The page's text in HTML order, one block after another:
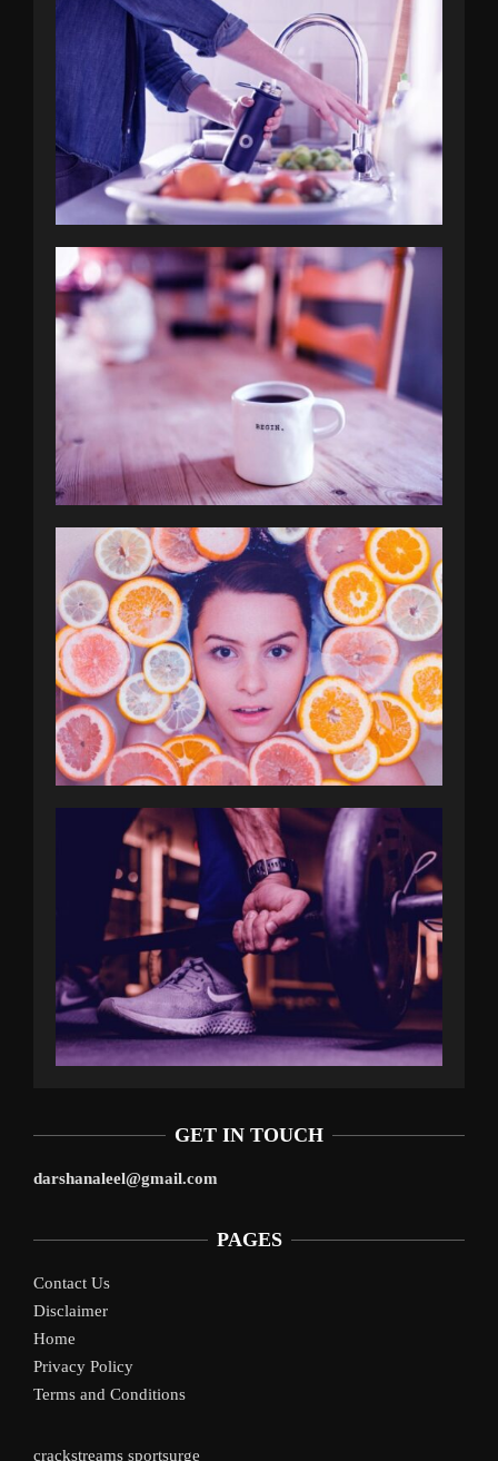
GET IN TOUCH
darshanaleel@gmail.com
PAGES
Contact Us
Disclaimer
Home
Privacy Policy
Terms and Conditions
crackstreams sportsurge